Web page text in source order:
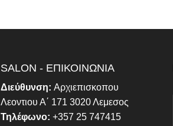
SALON - ΕΠΙΚΟΙΝΩΝΙΑ
Διεύθυνση: Αρχιεπισκοπου
Λεοντιου Α΄ 171 3020 Λεμεσος
Τηλέφωνο: +357 25 747415